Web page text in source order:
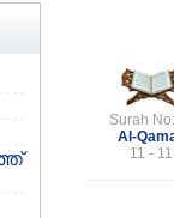
Surah
Al-
11 - 11